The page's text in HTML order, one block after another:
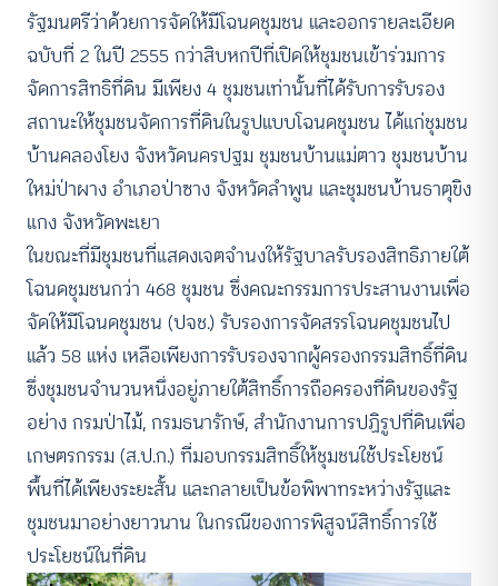
รัฐมนตรีว่าด้วยการจัดให้มีโฉนดชุมชน และออกรายละเอียด
ฉบับที่ 2 ในปี 2555 กว่าสิบหกปีที่เปิดให้ชุมชนเข้าร่วมการ
จัดการสิทธิที่ดิน มีเพียง 4 ชุมชนเท่านั้นที่ได้รับการรับรอง
สถานะให้ชุมชนจัดการที่ดินในรูปแบบโฉนดชุมชน ได้แก่ชุมชน
บ้านคลองโยง จังหวัดนครปฐม ชุมชนบ้านแม่ตาว ชุมชนบ้าน
ใหม่ป่าผาง อำเภอป่าซาง จังหวัดลำพูน และชุมชนบ้านธาตุขิง
แกง จังหวัดพะเยา
ในขณะที่มีชุมชนที่แสดงเจตจำนงให้รัฐบาลรับรองสิทธิภายใต้
โฉนดชุมชนกว่า 468 ชุมชน ซึ่งคณะกรรมการประสานงานเพื่อ
จัดให้มีโฉนดชุมชน (ปจช.) รับรองการจัดสรรโฉนดชุมชนไป
แล้ว 58 แห่ง เหลือเพียงการรับรองจากผู้ครองกรรมสิทธิ์ที่ดิน
ซึ่งชุมชนจำนวนหนึ่งอยู่ภายใต้สิทธิ์การถือครองที่ดินของรัฐ
อย่าง กรมป่าไม้, กรมธนารักษ์, สำนักงานการปฏิรูปที่ดินเพื่อ
เกษตรกรรม (ส.ป.ก.) ที่มอบกรรมสิทธิ์ให้ชุมชนใช้ประโยชน์
พื้นที่ได้เพียงระยะสั้น และกลายเป็นข้อพิพาทระหว่างรัฐและ
ชุมชนมาอย่างยาวนาน ในกรณีของการพิสูจน์สิทธิ์การใช้
ประโยชน์ในที่ดิน